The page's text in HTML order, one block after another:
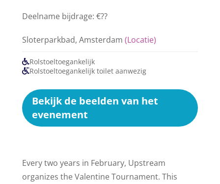
Deelname bijdrage: €??
Sloterparkbad, Amsterdam (Locatie)
Rolstoeltoegankelijk
Rolstoeltoegankelijk toilet aanwezig
Bekijk de beelden van het
evenement
Every two years in February, Upstream
organizes the Valentine Tournament. This